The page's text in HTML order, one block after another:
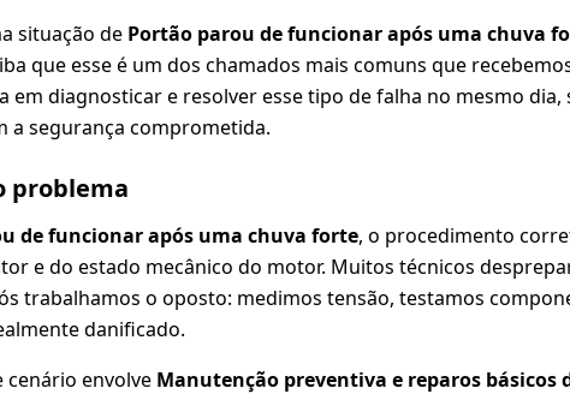
situação de Portão parou de funcionar após uma chuva
que esse é um dos chamados mais comuns que
em diagnosticar e resolver esse tipo de falha no mesmo dia,
a segurança comprometida.
problema
de funcionar após uma chuva forte, o procedimento
e do estado mecânico do motor. Muitos técnicos
trabalhamos o oposto: medimos tensão, testamos
danificado.
cenário envolve Manutenção preventiva e reparos básicos